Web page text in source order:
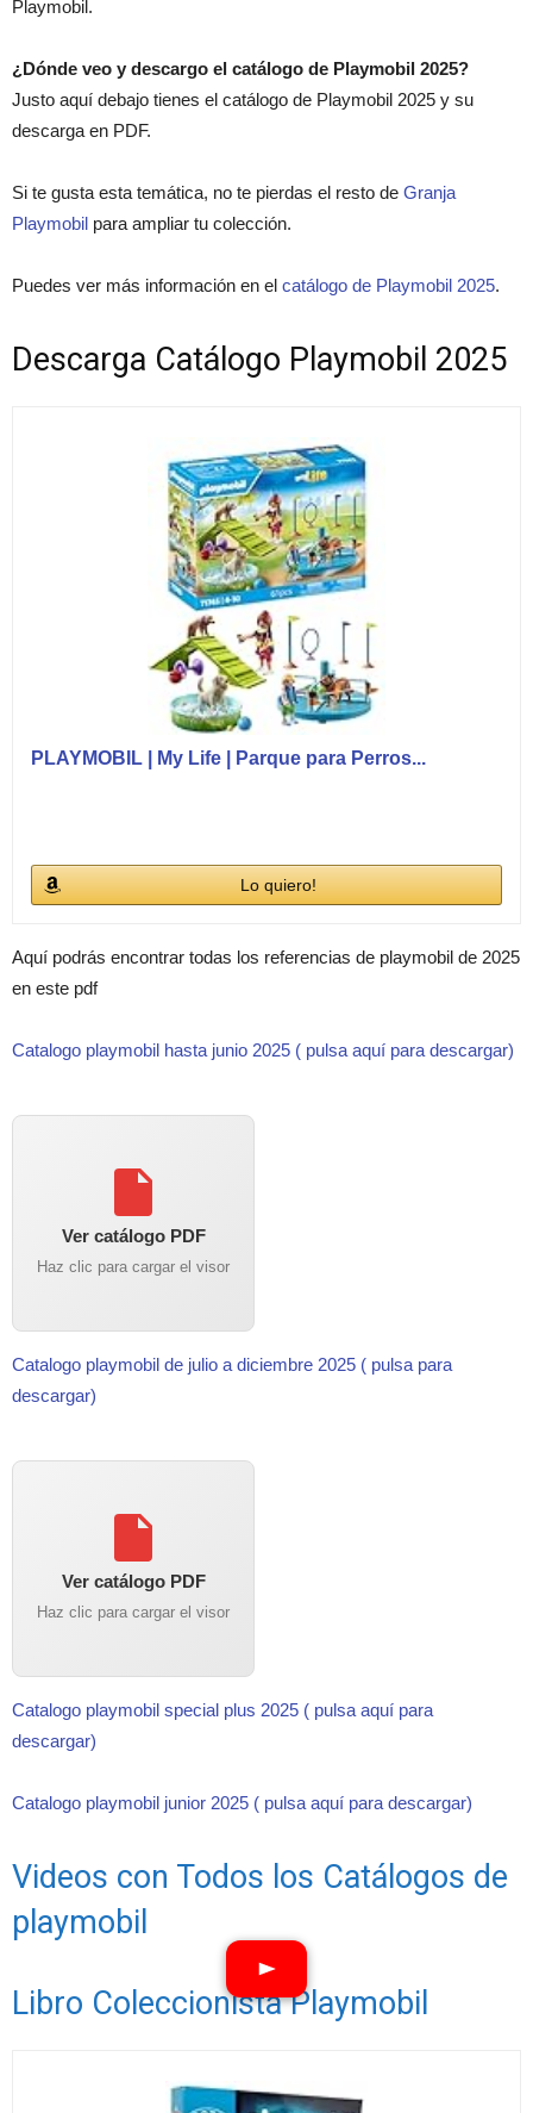
Playmobil.
¿Dónde veo y descargo el catálogo de Playmobil 2025?
Justo aquí debajo tienes el catálogo de Playmobil 2025 y su
descarga en PDF.
Si te gusta esta temática, no te pierdas el resto de Granja
Playmobil para ampliar tu colección.
Puedes ver más información en el catálogo de Playmobil 2025.
Descarga Catálogo Playmobil 2025
PLAYMOBIL | My Life | Parque para Perros...
Lo quiero!
Aquí podrás encontrar todas los referencias de playmobil de 2025
en este pdf
Catalogo playmobil hasta junio 2025 ( pulsa aquí para descargar)
Ver catálogo PDF
Haz clic para cargar el visor
Catalogo playmobil de julio a diciembre 2025 ( pulsa para
descargar)
Ver catálogo PDF
Haz clic para cargar el visor
Catalogo playmobil special plus 2025 ( pulsa aquí para
descargar)
Catalogo playmobil junior 2025 ( pulsa aquí para descargar)
Videos con Todos los Catálogos de
playmobil
Libro Coleccionista Playmobil